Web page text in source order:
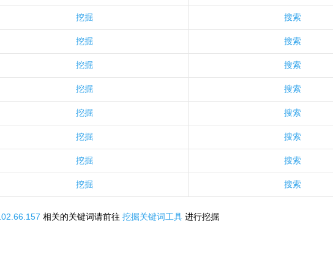
挖掘 搜索
挖掘 搜索
挖掘 搜索
挖掘 搜索
挖掘 搜索
挖掘 搜索
挖掘 搜索
挖掘 搜索
相关的关键词请前往 挖掘关键词工具进行挖掘